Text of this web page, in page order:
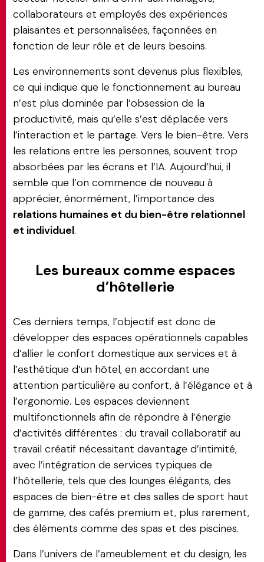
collaborateurs et employés des expériences
plaisantes et personnalisées, façonnées en
fonction de leur rôle et de leurs besoins.
Les environnements sont devenus plus flexibles,
ce qui indique que le fonctionnement au bureau
n’est plus dominée par l’obsession de la
productivité, mais qu’elle s’est déplacée vers
l’interaction et le partage. Vers le bien-être. Vers
les relations entre les personnes, souvent trop
absorbées par les écrans et l’IA. Aujourd’hui, il
semble que l’on commence de nouveau à
apprécier, énormément, l’importance des
relations humaines et du bien-être relationnel
et individuel.
Les bureaux comme espaces
d’hôtellerie
Ces derniers temps, l’objectif est donc de
développer des espaces opérationnels capables
d’allier le confort domestique aux services et à
l’esthétique d’un hôtel, en accordant une
attention particulière au confort, à l’élégance et à
l’ergonomie. Les espaces deviennent
multifonctionnels afin de répondre à l’énergie
d’activités différentes : du travail collaboratif au
travail créatif nécessitant davantage d’intimité,
avec l’intégration de services typiques de
l’hôtellerie, tels que des lounges élégants, des
espaces de bien-être et des salles de sport haut
de gamme, des cafés premium et, plus rarement,
des éléments comme des spas et des piscines.
Dans l’univers de l’ameublement et du design, les